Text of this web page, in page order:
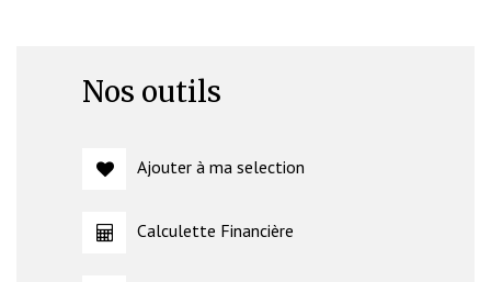
Nos outils
Ajouter à ma selection
Calculette Financière